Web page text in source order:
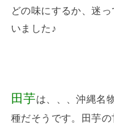
どの味にするか、迷
いました♪
田芋は、、、沖縄名
種だそうです。田芋の